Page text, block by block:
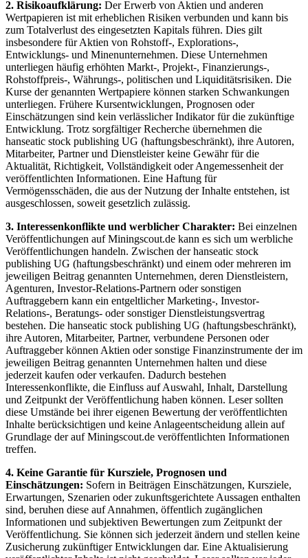
2. Risikoaufklärung: Der Erwerb von Aktien und anderen
Wertpapieren ist mit erheblichen Risiken verbunden und kann bis
zum Totalverlust des eingesetzten Kapitals führen. Dies gilt
insbesondere für Aktien von Rohstoff-, Explorations-,
Entwicklungs- und Minenunternehmen. Diese Unternehmen
unterliegen häufig erhöhten Markt-, Projekt-, Finanzierungs-,
Rohstoffpreis-, Währungs-, politischen und Liquiditätsrisiken. Die
Kurse der genannten Wertpapiere können starken Schwankungen
unterliegen. Frühere Kursentwicklungen, Prognosen oder
Einschätzungen sind kein verlässlicher Indikator für die zukünftige
Entwicklung. Trotz sorgfältiger Recherche übernehmen die
hanseatic stock publishing UG (haftungsbeschränkt), ihre Autoren,
Mitarbeiter, Partner und Dienstleister keine Gewähr für die
Aktualität, Richtigkeit, Vollständigkeit oder Angemessenheit der
veröffentlichten Informationen. Eine Haftung für
Vermögensschäden, die aus der Nutzung der Inhalte entstehen, ist
ausgeschlossen, soweit gesetzlich zulässig.
3. Interessenkonflikte und werblicher Charakter: Bei einzelnen
Veröffentlichungen auf Miningscout.de kann es sich um werbliche
Veröffentlichungen handeln. Zwischen der hanseatic stock
publishing UG (haftungsbeschränkt) und einem oder mehreren im
jeweiligen Beitrag genannten Unternehmen, deren Dienstleistern,
Agenturen, Investor-Relations-Partnern oder sonstigen
Auftraggebern kann ein entgeltlicher Marketing-, Investor-
Relations-, Beratungs- oder sonstiger Dienstleistungsvertrag
bestehen. Die hanseatic stock publishing UG (haftungsbeschränkt),
ihre Autoren, Mitarbeiter, Partner, verbundene Personen oder
Auftraggeber können Aktien oder sonstige Finanzinstrumente der im
jeweiligen Beitrag genannten Unternehmen halten und diese
jederzeit kaufen oder verkaufen. Dadurch bestehen
Interessenkonflikte, die Einfluss auf Auswahl, Inhalt, Darstellung
und Zeitpunkt der Veröffentlichung haben können. Leser sollten
diese Umstände bei ihrer eigenen Bewertung der veröffentlichten
Inhalte berücksichtigen und keine Anlageentscheidung allein auf
Grundlage der auf Miningscout.de veröffentlichten Informationen
treffen.
4. Keine Garantie für Kursziele, Prognosen und
Einschätzungen: Sofern in Beiträgen Einschätzungen, Kursziele,
Erwartungen, Szenarien oder zukunftsgerichtete Aussagen enthalten
sind, beruhen diese auf Annahmen, öffentlich zugänglichen
Informationen und subjektiven Bewertungen zum Zeitpunkt der
Veröffentlichung. Sie können sich jederzeit ändern und stellen keine
Zusicherung zukünftiger Entwicklungen dar. Eine Aktualisierung